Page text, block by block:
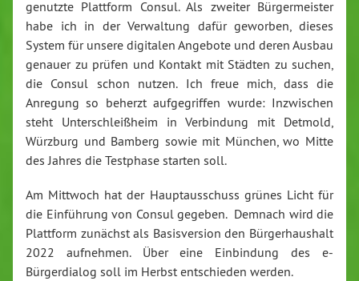
genutzte Plattform Consul. Als zweiter Bürgermeister
habe ich in der Verwaltung dafür geworben, dieses
System für unsere digitalen Angebote und deren Ausbau
genauer zu prüfen und Kontakt mit Städten zu suchen,
die Consul schon nutzen. Ich freue mich, dass die
Anregung so beherzt aufgegriffen wurde: Inzwischen
steht Unterschleißheim in Verbindung mit Detmold,
Würzburg und Bamberg sowie mit München, wo Mitte
des Jahres die Testphase starten soll.
Am Mittwoch hat der Hauptausschuss grünes Licht für
die Einführung von Consul gegeben. Demnach wird die
Plattform zunächst als Basisversion den Bürgerhaushalt
2022 aufnehmen. Über eine Einbindung des e-
Bürgerdialog soll im Herbst entschieden werden.